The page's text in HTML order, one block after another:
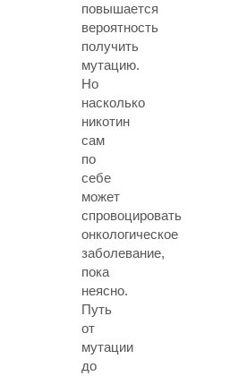
повышается
вероятность
получить
мутацию.
Но
насколько
никотин
сам
по
себе
может
спровоцировать
онкологическое
заболевание,
пока
неясно.
Путь
от
мутации
до